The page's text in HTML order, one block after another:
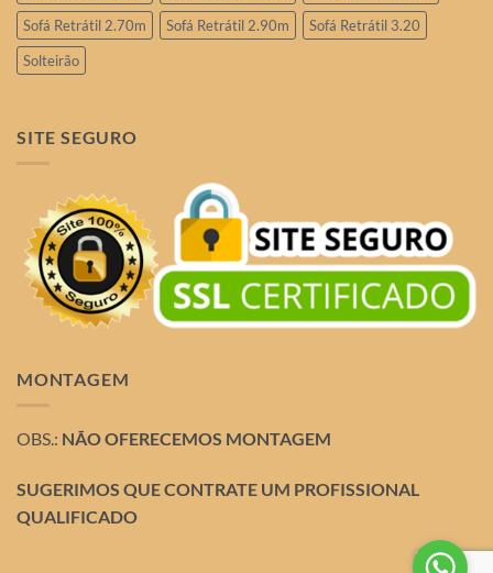
Sofá Retrátil 2.70m
Sofá Retrátil 2.90m
Sofá Retrátil 3.20
Solteirão
SITE SEGURO
MONTAGEM
OBS.: NÃO OFERECEMOS MONTAGEM
SUGERIMOS QUE CONTRATE UM PROFISSIONAL
QUALIFICADO